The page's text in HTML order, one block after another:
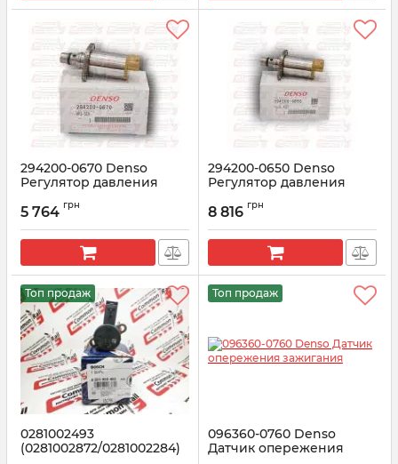
294200-0670 Denso
Регулятор давления
(8981305080,8981818310)
Артикул: 294200-0670
5 764 грн
294200-0650 Denso
Регулятор давления
(8980436870)
Артикул: 294200-0650
8 816 грн
Топ продаж
0281002493
(0281002872/0281002284)
Топ продаж
096360-0760 Denso
Датчик опережения